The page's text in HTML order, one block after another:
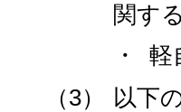
関す
・
軽
（3）
以下